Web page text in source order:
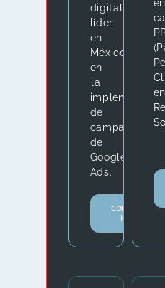
digital
líder
en
México
en
la
de
campañas
de
Google
Ads.
CONOCER
MÁS.
en
en